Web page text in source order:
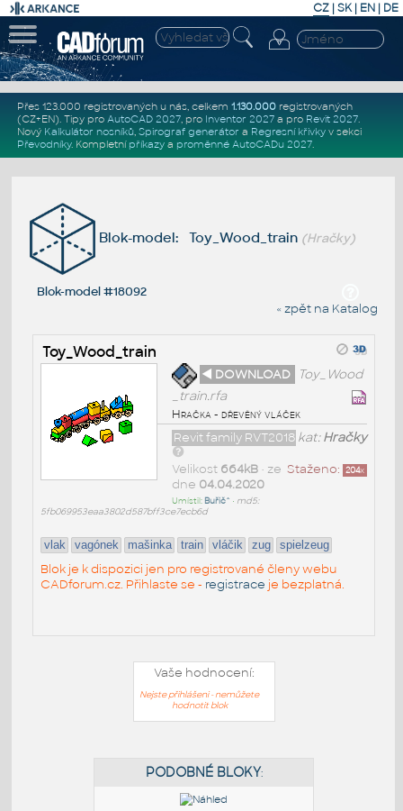
CZ | SK| EN | DE
Přes 123.000 registrovaných u nás, celkem 1.130.000registrovaných
(CZ+EN). Tipy pro AutoCAD 2027, pro Inventor 2027a pro Revit 2027.
Nový Kalkulátor nosníků, Spirograf generátor a Regresní křivkyv sekci
Převodníky. Kompletní příkazya proměnné AutoCADu 2027.
Blok-model: Toy_Wood_train (Hračky)
Blok-model #18092
« zpět na Katalog
Toy_Wood_train
◄ DOWNLOAD
Toy_Wood
_train.rfa
Hračka - dřevěný vláček
kat:Hračky
Revit family RVT2018
Staženo: 204x
Velikost 664kB• ze
dne 04.04.2020
Umístil: Buřič^ • md5:
5fb069953eaa3802d587bff3ce7ecb6d
vlak vagónek mašinka train vláčik zug spielzeug
Blok je k dispozici jen pro registrované členy webu
CADforum.cz. Přihlaste se - registrace je bezplatná.
Vaše hodnocení:
Nejste přihlášeni - nemůžete
hodnotit blok